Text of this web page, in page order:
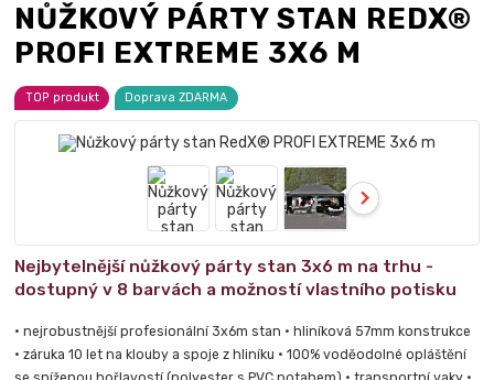
NŮŽKOVÝ PÁRTY STAN REDX®
PROFI EXTREME 3X6 M
TOP produkt Doprava ZDARMA
Nejbytelnější nůžkový párty stan 3x6 m na trhu -
dostupný v 8 barvách a možností vlastního potisku
• nejrobustnější profesionální 3x6m stan • hliníková 57mm konstrukce
• záruka 10 let na klouby a spoje z hliníku • 100% voděodolné opláštění